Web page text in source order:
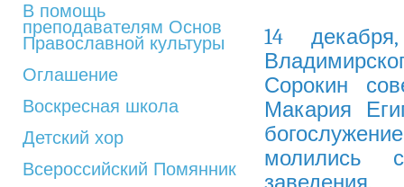
В помощь
преподавателям Основ
Православной культуры
Оглашение
Воскресная школа
Детский хор
Всероссийский Помянник
14
Сорокин
Макария
молились